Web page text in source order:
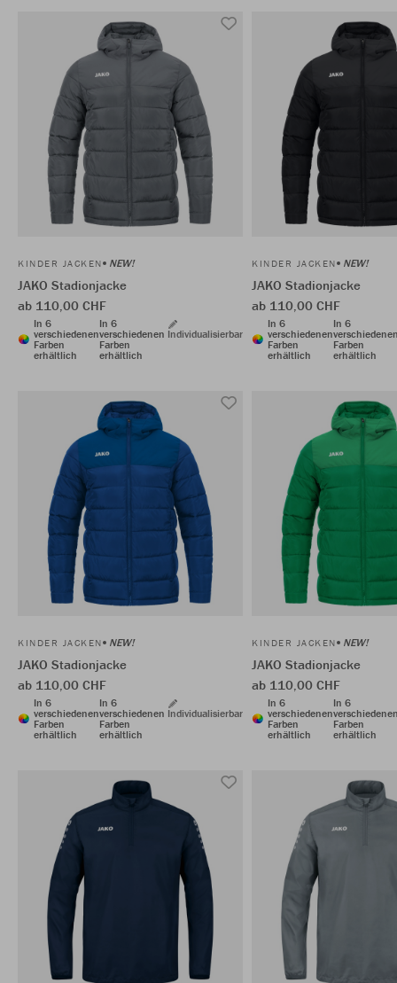
KINDER JACKEN NEW!
JAKO Stadionjacke
ab 110,00 CHF
In 6
verschiedenen
Farben
erhältlich
In 6
verschiedenen
Farben
erhältlich
Individualisierbar
KINDER JACKEN NEW!
JAKO Stadionjacke
ab 110,00 CHF
In 6
verschiedenen
Farben
erhältlich
In 6
Farben
erhältlich
KINDER JACKEN NEW!
JAKO Stadionjacke
ab 110,00 CHF
In 6
verschiedenen
Farben
erhältlich
In 6
verschiedenen
Farben
erhältlich
Individualisierbar
KINDER JACKEN NEW!
JAKO Stadionjacke
ab 110,00 CHF
In 6
verschiedenen
Farben
erhältlich
In 6
Farben
erhältlich